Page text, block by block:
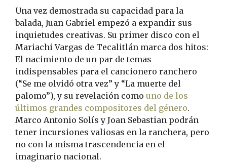
Una vez demostrada su capacidad para la
balada, Juan Gabriel empezó a expandir sus
inquietudes creativas. Su primer disco con el
Mariachi Vargas de Tecalitlán marca dos hitos:
El nacimiento de un par de temas
indispensables para el cancionero ranchero
(“Se me olvidó otra vez” y “La muerte del
palomo”), y su revelación como uno de los
últimos grandes compositores del género.
Marco Antonio Solís y Joan Sebastian podrán
tener incursiones valiosas en la ranchera, pero
no con la misma trascendencia en el
imaginario nacional.